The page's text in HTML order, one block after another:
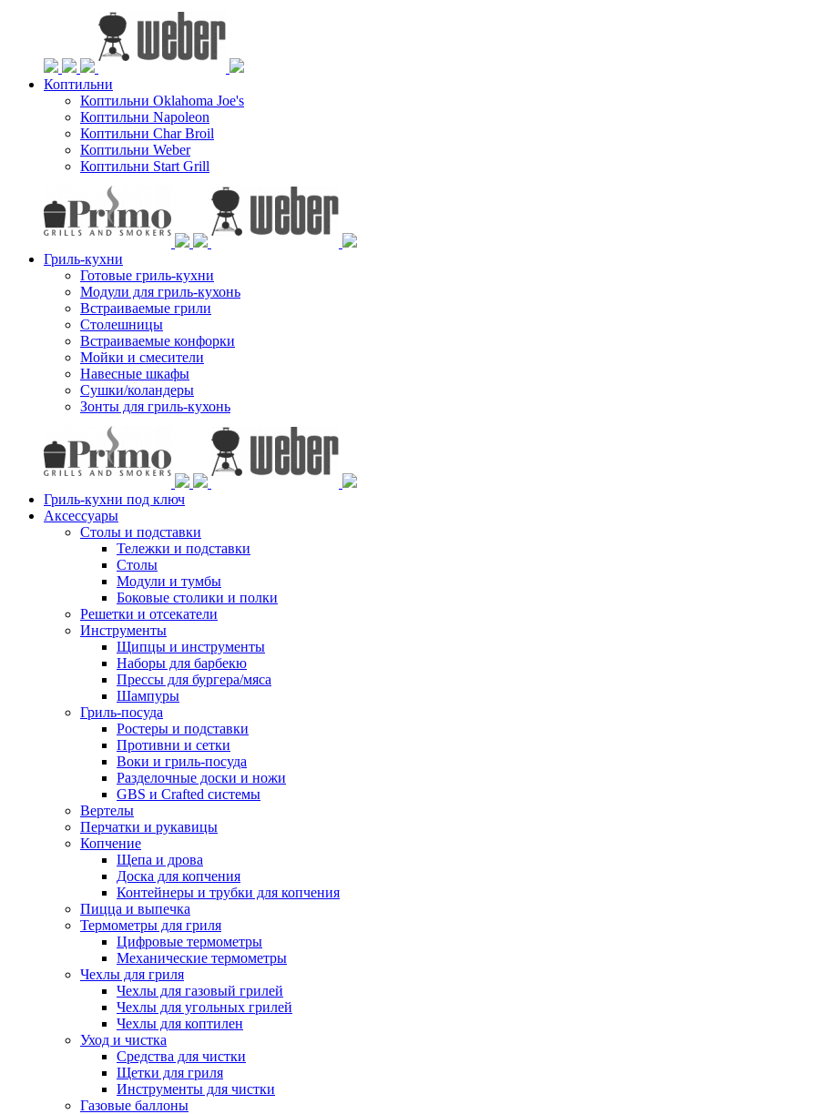
Коптильни
Коптильни Oklahoma Joe's
Коптильни Napoleon
Коптильни Char Broil
Коптильни Weber
Коптильни Start Grill
Гриль-кухни
Готовые гриль-кухни
Модули для гриль-кухонь
Встраиваемые грили
Столешницы
Встраиваемые конфорки
Мойки и смесители
Навесные шкафы
Сушки/коландеры
Зонты для гриль-кухонь
Гриль-кухни под ключ
Аксессуары
Столы и подставки
Тележки и подставки
Столы
Модули и тумбы
Боковые столики и полки
Решетки и отсекатели
Инструменты
Щипцы и инструменты
Наборы для барбекю
Прессы для бургера/мяса
Шампуры
Гриль-посуда
Ростеры и подставки
Противни и сетки
Воки и гриль-посуда
Разделочные доски и ножи
GBS и Crafted системы
Вертелы
Перчатки и рукавицы
Копчение
Щепа и дрова
Доска для копчения
Контейнеры и трубки для копчения
Пицца и выпечка
Термометры для гриля
Цифровые термометры
Механические термометры
Чехлы для гриля
Чехлы для газовый грилей
Чехлы для угольных грилей
Чехлы для коптилен
Уход и чистка
Средства для чистки
Щетки для гриля
Инструменты для чистки
Газовые баллоны